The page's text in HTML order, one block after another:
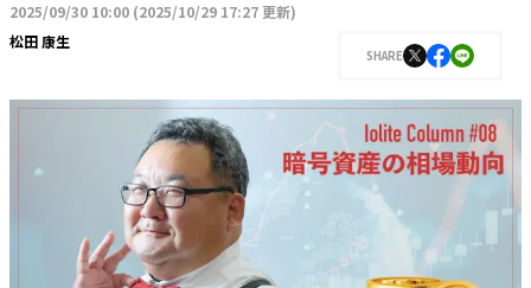
2025/09/30 10:00 (2025/10/29 17:27 更新)
松田 康生
SHARE